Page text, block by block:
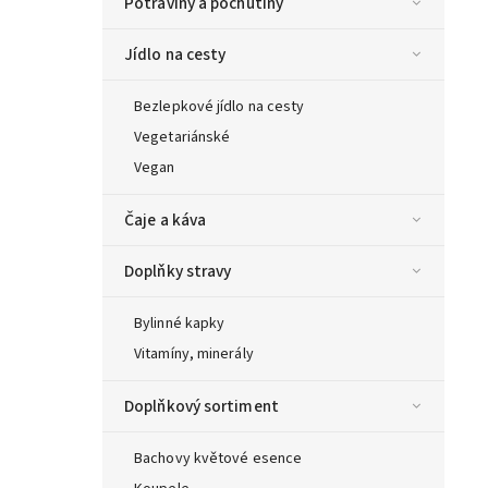
Jídlo na cesty
Bezlepkové jídlo na cesty
Vegetariánské
Vegan
Čaje a káva
Doplňky stravy
Bylinné kapky
Vitamíny, minerály
Doplňkový sortiment
Bachovy květové esence